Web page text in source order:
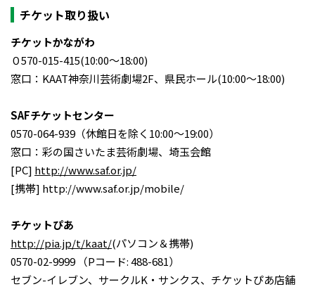
チケット取り扱い
チケットかながわ
０570-015-415(10:00～18:00)
窓口：KAAT神奈川芸術劇場2F、県民ホール(10:00～18:00)
SAFチケットセンター
0570-064-939（休館日を除く10:00～19:00）
窓口：彩の国さいたま芸術劇場、埼玉会館
[PC] http://www.saf.or.jp/
[携帯] http://www.saf.or.jp/mobile/
チケットぴあ
http://pia.jp/t/kaat/(パソコン＆携帯)
0570-02-9999 （Pコード: 488-681）
セブン-イレブン、サークルK・サンクス、チケットぴあ店舗